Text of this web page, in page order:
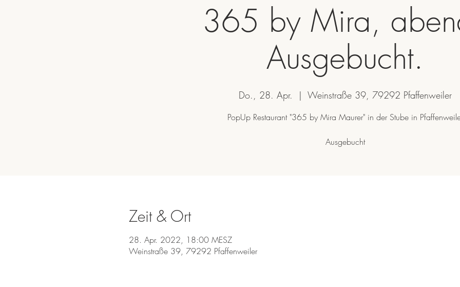
365 by Mira,
Ausgebucht.
Do., 28. Apr.
  |
Weinstraße 39, 79292 Pfaffenweiler
PopUp Restaurant "365 by Mira Maurer" in der Stube in
Ausgebucht
Zeit & Ort
28. Apr. 2022, 18:00 MESZ
Weinstraße 39, 79292 Pfaffenweiler